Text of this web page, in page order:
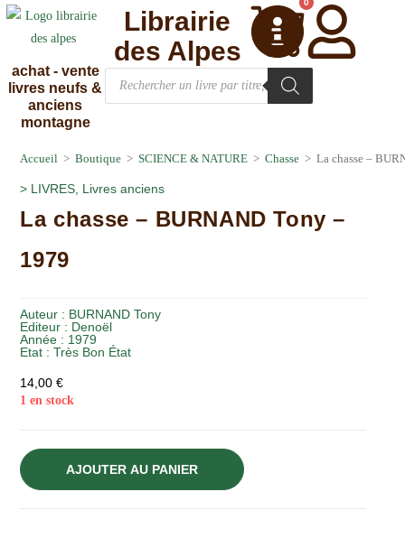
achat - vente
livres neufs &
anciens
montagne
0
Librairie
des Alpes
Accueil > Boutique > SCIENCE & NATURE > Chasse > La chasse –
> LIVRES, Livres anciens
La chasse – BURNAND Tony –
1979
Auteur : BURNAND Tony
Editeur : Denoël
Année : 1979
Etat :Très Bon État
14,00€
1 en stock
AJOUTER AU PANIER